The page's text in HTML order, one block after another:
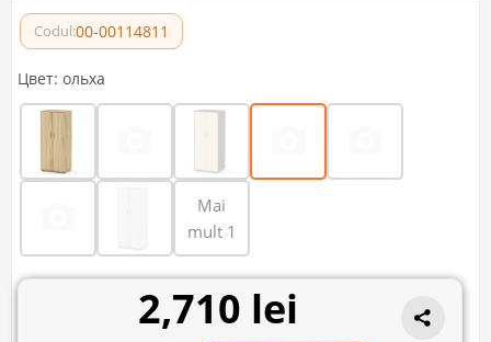
Codul:00-00114811
Цвет: ольха
Mai
mult 1
2,710 lei